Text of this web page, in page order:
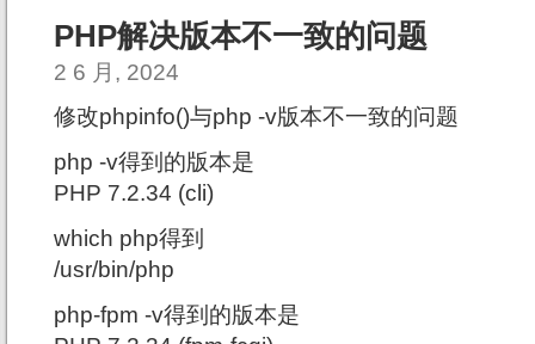
PHP解决版本不一致的问题
2 6 月, 2024
修改phpinfo()与php -v版本不一致的问题
php -v得到的版本是
PHP 7.2.34 (cli)
which php得到
/usr/bin/php
php-fpm -v得到的版本是